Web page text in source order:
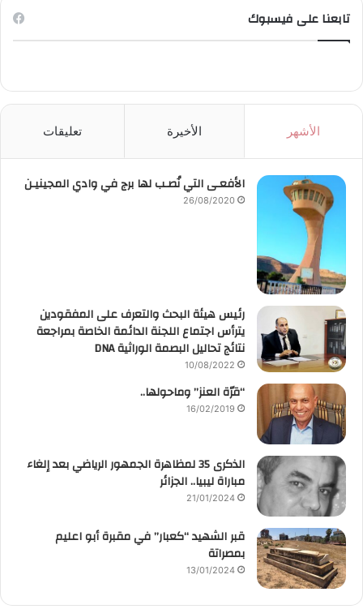
تابعنا على فيسبوك
الأشهر الأخيرة تعليقات
الأفعـى التي نُصـب لها برج في وادي المجينيـن
26/08/2020
رئيس هيئة البحث والتعرف على المفقودين
يترأس اجتماع اللجنة الدائمة الخاصة بمراجعة
نتائج تحاليل البصمة الوراثية DNA
10/08/2022
“قرّة العنز” وماحولها..
16/02/2019
الذكرى 35 لمظاهرة الجمهور الرياضي بعد إلغاء
مباراة ليبيا.. الجزائر
21/01/2024
قبر الشهيد “كعبار” في مقبرة أبو اعليم
بمصراتة
13/01/2024